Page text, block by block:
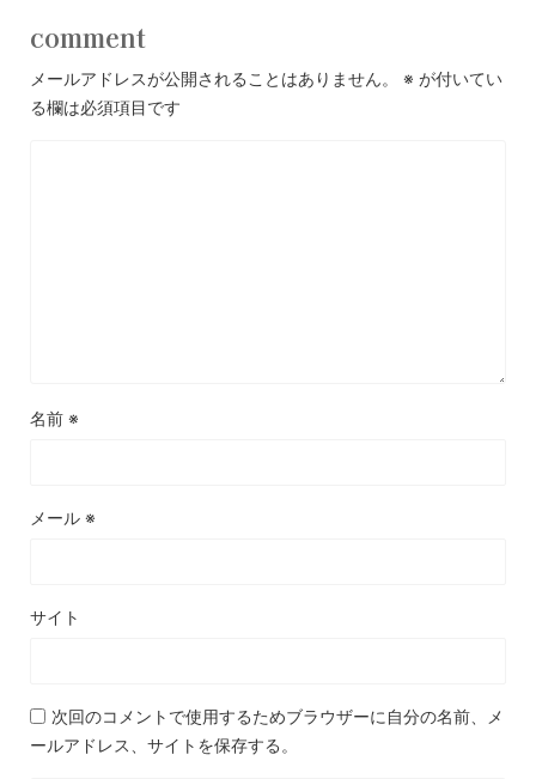
comment
メールアドレスが公開されることはありません。 ※ が付いてい
る欄は必須項目です
名前 ※
メール ※
サイト
次回のコメントで使用するためブラウザーに自分の名前、メ
ールアドレス、サイトを保存する。